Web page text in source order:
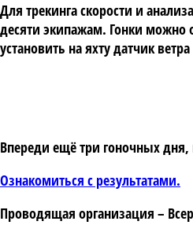
Для трекинга скорости и
десяти экипажам. Гонки можно
установить на яхту датчик
Впереди ещё три гоночных дня,
Ознакомиться с результатами.
Проводящая организация –